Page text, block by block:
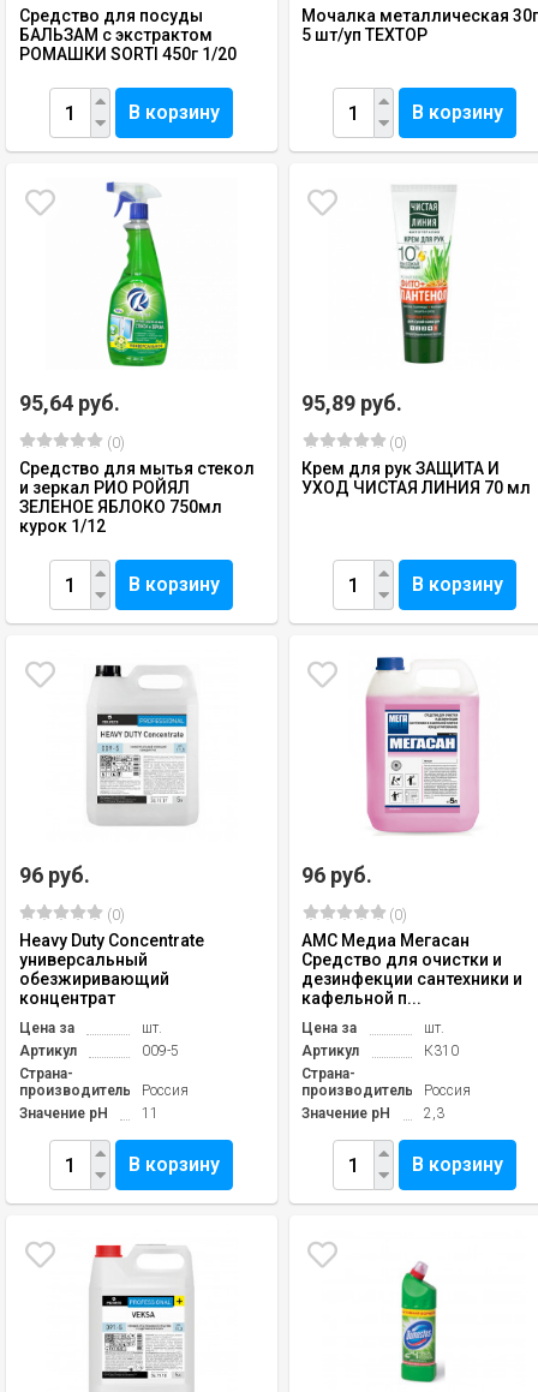
Средство для посуды
БАЛЬЗАМ с экстрактом
РОМАШКИ SORTI 450г 1/20
В корзину
Мочалка металлическая
5 шт/уп TEXTOP
В корзину
95,64 руб.
(0)
Средство для мытья стекол
и зеркал РИО РОЙЯЛ
ЗЕЛЕНОЕ ЯБЛОКО 750мл
курок 1/12
В корзину
95,89 руб.
(0)
Крем для рук ЗАЩИТА И
УХОД ЧИСТАЯ ЛИНИЯ 70 мл
В корзину
96 руб.
(0)
Heavy Duty Concentrate
универсальный
обезжиривающий
концентрат
Цена за
шт.
Артикул
009-5
Страна-
производитель
Россия
Значение pH
11
В корзину
96 руб.
(0)
АМС Медиа Мегасан
Средство для очистки и
дезинфекции сантехники и
кафельной п...
Цена за
шт.
Артикул
К310
Страна-
производитель
Россия
Значение pH
2,3
В корзину